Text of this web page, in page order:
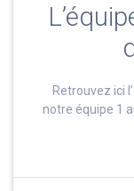
Retrouvez ici
notre équipe 1